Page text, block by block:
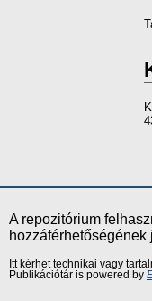
A repozitórium
Itt kérhet technikai vagy
Publikációtár is powered by